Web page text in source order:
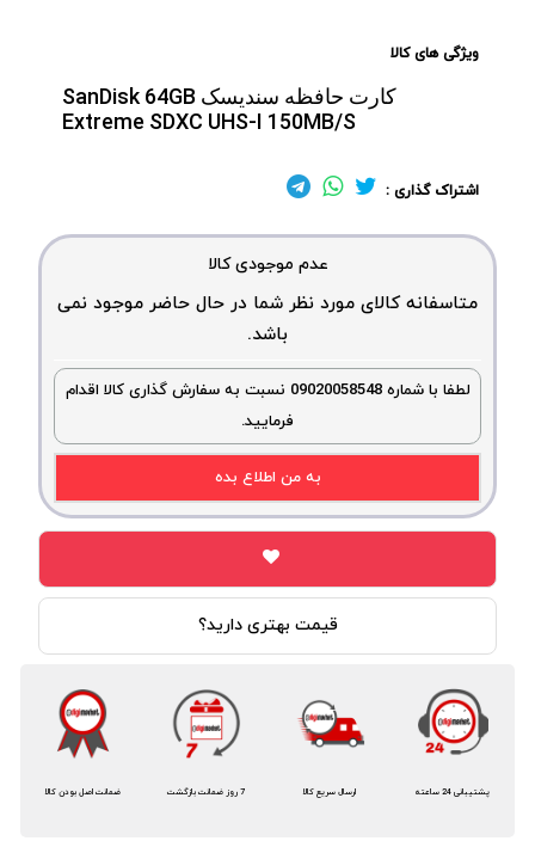
ویژگی های کالا
کارت حافظه سندیسک SanDisk 64GB
Extreme SDXC UHS-I 150MB/S
اشتراک گذاری :
عدم موجودی کالا
متاسفانه کالای مورد نظر شما در حال حاضر موجود نمی
باشد.
لطفا با شماره 09020058548 نسبت به سفارش گذاری کالا اقدام
فرمایید.
به من اطلاع بده
قیمت بهتری دارید؟
ضمانت اصل بودن کالا 7 روز ضمانت بازگشت ارسال سریع کالا پشتیبانی 24 ساعته